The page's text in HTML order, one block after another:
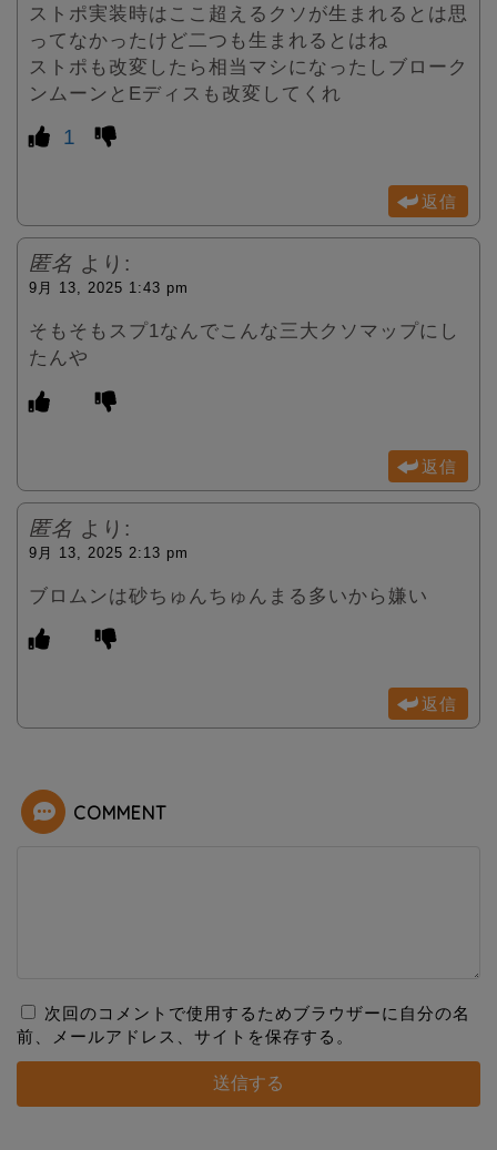
ストポ実装時はここ超えるクソが生まれるとは思
ってなかったけど二つも生まれるとはね
ストポも改変したら相当マシになったしブローク
ンムーンとEディスも改変してくれ
1
返信
匿名 より:
9月 13, 2025 1:43 pm
そもそもスプ1なんでこんな三大クソマップにし
たんや
返信
匿名 より:
9月 13, 2025 2:13 pm
ブロムンは砂ちゅんちゅんまる多いから嫌い
返信
COMMENT
次回のコメントで使用するためブラウザーに自分の名
前、メールアドレス、サイトを保存する。